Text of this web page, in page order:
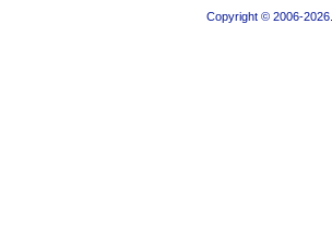
Copyright © 2006-